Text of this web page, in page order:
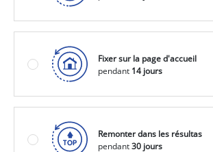
Fixer sur la page d'accueil
pendant 14 jours
Remonter dans les résultas
pendant30 jours